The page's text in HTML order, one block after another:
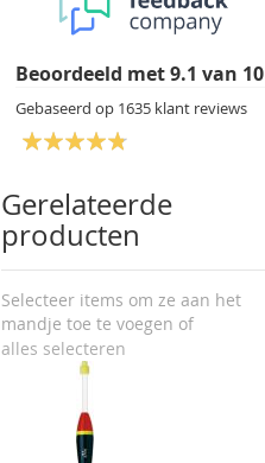
Beoordeeld met9.1 van 10
Gebaseerd op 1635 klant reviews
Gerelateerde
producten
Selecteer items om ze aan het
mandje toe te voegen of
alles selecteren